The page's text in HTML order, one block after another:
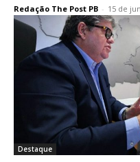
Redação The Post PB - 15 de
Destaque